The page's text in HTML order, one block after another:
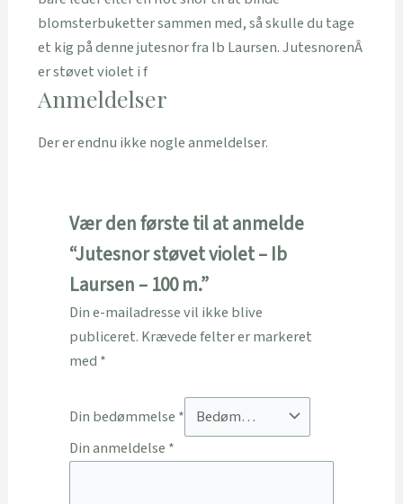
blomsterbuketter sammen med, så skulle du tage
et kig på denne jutesnor fra Ib Laursen. JutesnorenÂ
er støvet violet i f
Anmeldelser
Der er endnu ikke nogle anmeldelser.
Vær den første til at anmelde
“Jutesnor støvet violet – Ib
Laursen – 100 m.”
Din e-mailadresse vil ikke blive
publiceret. Krævede felter er markeret
med *
Din bedømmelse *
Din anmeldelse *